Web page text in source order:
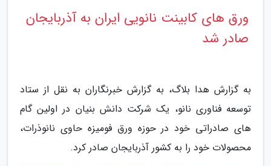
ورق های کابینت نانویی ایران به آذربایجان
صادر شد
به گزارش هدا بلاگ، به گزارش خبرنگاران به نقل از ستاد
توسعه فناوری نانو، یک شرکت دانش بنیان در اولین گام
های صادراتی خود در حوزه ورق فومیزه حاوی نانوذرات،
محصولات خود را به کشور آذربایجان صادر کرد.